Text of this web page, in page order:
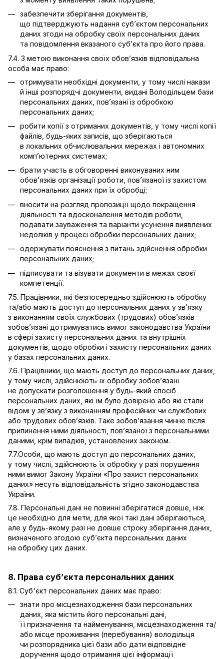
забезпечити зберігання документів,
що підтверджують надання суб’єктом персональних
даних згоди на обробку своїх персональних даних
та повідомлення вказаного суб’єкта про його права.
7.4. З метою виконання своїх обов’язків відповідальна
особа має право:
отримувати необхідні документи, у тому числі накази
й інші розпорядчі документи, видані Володільцем бази
персональних даних, пов’язані із обробкою
персональних даних;
робити копії з отриманих документів, у тому числі копії
файлів, будь-яких записів, що зберігаються
в локальних обчислювальних мережах і автономних
комп’ютерних системах;
брати участь в обговоренні виконуваних ним
обов’язків організації роботи, пов’язаної із захистом
персональних даних при їх обробці;
вносити на розгляд пропозиції щодо покращення
діяльності та вдосконалення методів роботи,
подавати зауваження та варіанти усунення виявлених
недоліків у процесі обробки персональних даних;
одержувати пояснення з питань здійснення обробки
персональних даних;
підписувати та візувати документи в межах своєї
компетенції.
7.5. Працівники, які безпосередньо здійснюють обробку
та/або мають доступ до персональних даних у зв’язку
з виконанням своїх службових (трудових) обов’язків
зобов’язані дотримуватись вимог законодавства України
в сфері захисту персональних даних та внутрішніх
документів, щодо обробки і захисту персональних даних
у базах персональних даних.
7.6. Працівники, що мають доступ до персональних даних,
у тому числі, здійснюють їх обробку зобов’язані
не допускати розголошення у будь-який спосіб
персональних даних, які їм було довірено або які стали
відомі у зв’язку з виконанням професійних чи службових
або трудових обов’язків. Таке зобов’язання чинне після
припинення ними діяльності, пов’язаної з персональними
даними, крім випадків, установлених законом.
7.7.Особи, що мають доступ до персональних даних,
у тому числі, здійснюють їх обробку у разі порушення
ними вимог Закону України «Про захист персональних
даних» несуть відповідальність згідно законодавства
України.
7.8. Персональні дані не повинні зберігатися довше, ніж
це необхідно для мети, для якої такі дані зберігаються,
але у будь-якому разі не довше строку зберігання даних,
визначеного згодою суб’єкта персональних даних
на обробку цих даних.
8. Права суб’єкта персональних даних
8.1. Суб'єкт персональних даних має право:
знати про місцезнаходження бази персональних
даних, яка містить його персональні дані,
її призначення та найменування, місцезнаходження та/
або місце проживання (перебування) володільця
чи розпорядника цієї бази або дати відповідне
доручення щодо отримання цієї інформації